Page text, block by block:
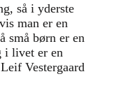
så i yderste
man er en
små børn er en
i livet er en
Vestergaard